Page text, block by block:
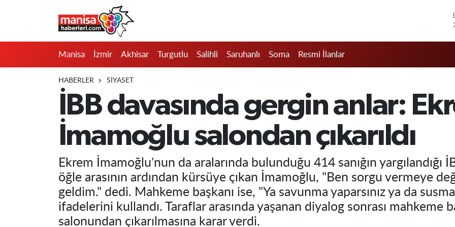
Manisa İzmir Akhisar Turgutlu Salihli Saruhanlı Soma Resmi İlanlar
HABERLER SIYASET
İBB davasında gergin anlar:
İmamoğlu salondan çıkarıldı
Ekrem İmamoğlu'nun da aralarında bulunduğu 414 sanığın yargılandığı
öğle arasının ardından kürsüye çıkan İmamoğlu, "Ben sorgu vermeye
geldim." dedi. Mahkeme başkanı ise, "Ya savunma yaparsınız ya da susma
ifadelerini kullandı. Taraflar arasında yaşanan diyalog sonrası mahkeme
salonundan çıkarılmasına karar verdi.
Saruhanlı
Resmi İlanlar
Manisa Nöbetçi Eczaneler
Manisa Namaz Vakitleri
Manisa Trafik Yoğunluk Haritası
Süper Lig Puan Durumu ve Fikstür
Tüm Manşetler
Son Dakika Haberleri
Haber Arşivi